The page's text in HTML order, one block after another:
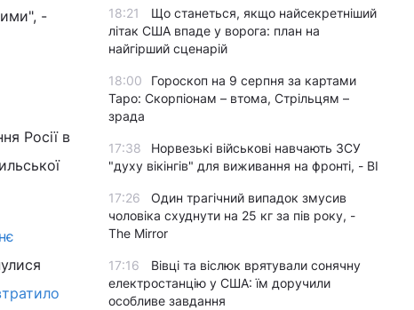
-
Росії в
18:21
Що станеться, якщо найсекретніший
літак США впаде у ворога: план на
найгірший сценарій
18:00
Гороскоп на 9 серпня за картами
Таро: Скорпіонам – втома, Стрільцям –
зрада
17:38
Норвезькі військові навчають ЗСУ
"духу вікінгів" для виживання на фронті, - BI
17:26
Один трагічний випадок змусив
чоловіка схуднути на 25 кг за пів року, -
The Mirror
17:16
Вівці та віслюк врятували сонячну
електростанцію у США: їм доручили
особливе завдання